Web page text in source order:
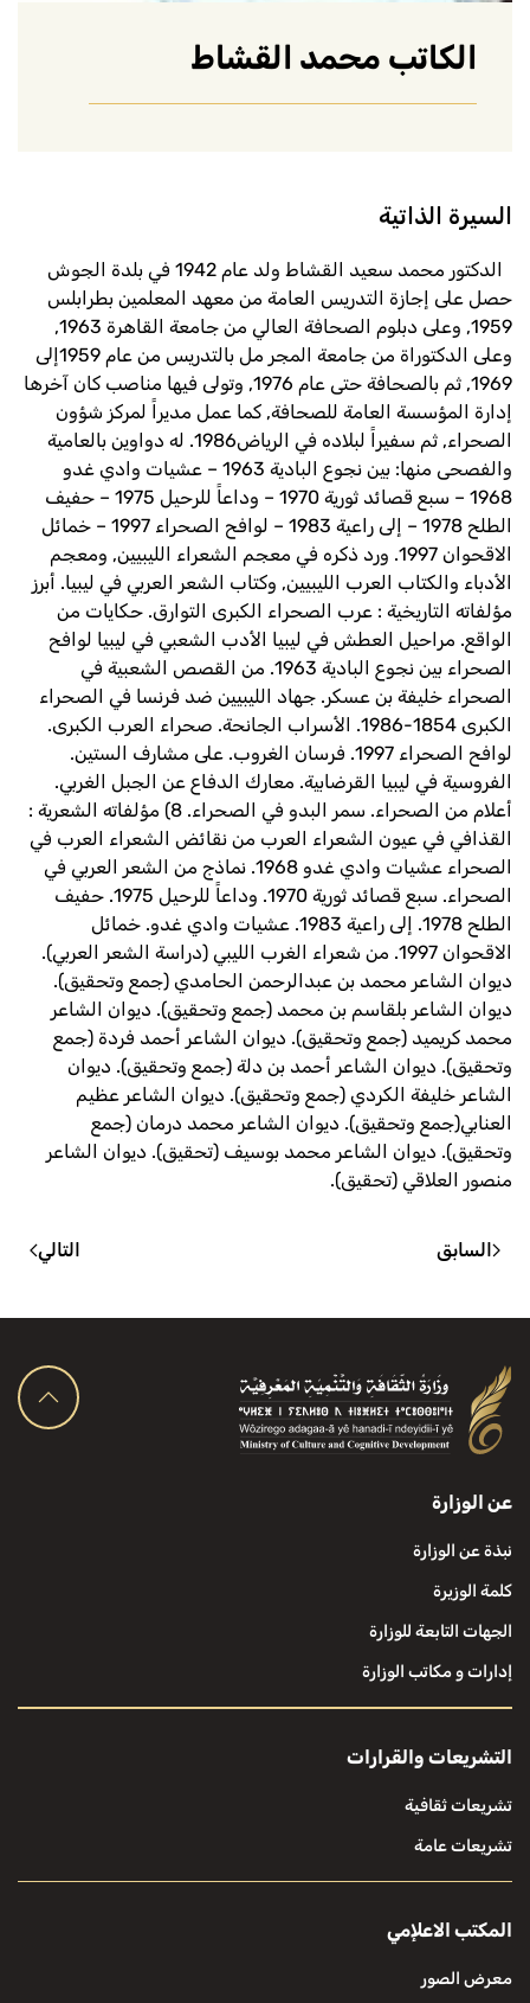
الكاتب محمد القشاط
السيرة الذاتية
الدكتور محمد سعيد القشاط ولد عام 1942 في بلدة الجوش
حصل على إجازة التدريس العامة من معهد المعلمين بطرابلس
1959, وعلى دبلوم الصحافة العالي من جامعة القاهرة 1963,
وعلى الدكتوراة من جامعة المجر مل بالتدريس من عام 1959إلى
1969, ثم بالصحافة حتى عام 1976, وتولى فيها مناصب كان آخرها
إدارة المؤسسة العامة للصحافة, كما عمل مديراً لمركز شؤون
الصحراء, ثم سفيراً لبلاده في الرياض1986. له دواوين بالعامية
والفصحى منها: بين نجوع البادية 1963 – عشيات وادي غدو
1968 – سبع قصائد ثورية 1970 – وداعاً للرحيل 1975 – حفيف
الطلح 1978 – إلى راعية 1983 – لوافح الصحراء 1997 – خمائل
الاقحوان 1997. ورد ذكره في معجم الشعراء الليبيين, ومعجم
الأدباء والكتاب العرب الليبيين, وكتاب الشعر العربي في ليبيا. أبرز
مؤلفاته التاريخية : عرب الصحراء الكبرى التوارق. حكايات من
الواقع. مراحيل العطش في ليبيا الأدب الشعبي في ليبيا لوافح
الصحراء بين نجوع البادية 1963. من القصص الشعبية في
الصحراء خليفة بن عسكر. جهاد الليبيين ضد فرنسا في الصحراء
الكبرى 1854-1986. الأسراب الجانحة. صحراء العرب الكبرى.
لوافح الصحراء 1997. فرسان الغروب. على مشارف الستين.
الفروسية في ليبيا القرضابية. معارك الدفاع عن الجبل الغربي.
أعلام من الصحراء. سمر البدو في الصحراء. 8) مؤلفاته الشعرية :
القذافي في عيون الشعراء العرب من نقائض الشعراء العرب في
الصحراء عشيات وادي غدو 1968. نماذج من الشعر العربي في
الصحراء. سبع قصائد ثورية 1970. وداعاً للرحيل 1975. حفيف
الطلح 1978. إلى راعية 1983. عشيات وادي غدو. خمائل
الاقحوان 1997. من شعراء الغرب الليبي (دراسة الشعر العربي).
ديوان الشاعر محمد بن عبدالرحمن الحامدي (جمع وتحقيق).
ديوان الشاعر بلقاسم بن محمد (جمع وتحقيق). ديوان الشاعر
محمد كريميد (جمع وتحقيق). ديوان الشاعر أحمد فردة (جمع
وتحقيق). ديوان الشاعر أحمد بن دلة (جمع وتحقيق). ديوان
الشاعر خليفة الكردي (جمع وتحقيق). ديوان الشاعر عظيم
العنابي(جمع وتحقيق). ديوان الشاعر محمد درمان (جمع
وتحقيق). ديوان الشاعر محمد بوسيف (تحقيق). ديوان الشاعر
منصور العلاقي (تحقيق).
السابق التالي
عن الوزارة
نبذة عن الوزارة
كلمة الوزيرة
الجهات التابعة للوزارة
إدارات و مكاتب الوزارة
التشريعات والقرارات
تشريعات ثقافية
تشريعات عامة
المكتب الاعلإمي
معرض الصور